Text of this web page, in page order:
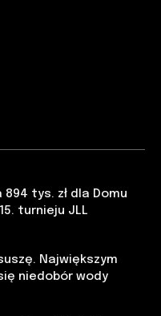
tys. zł dla Domu
turnieju JLL
Największym
niedobór wody